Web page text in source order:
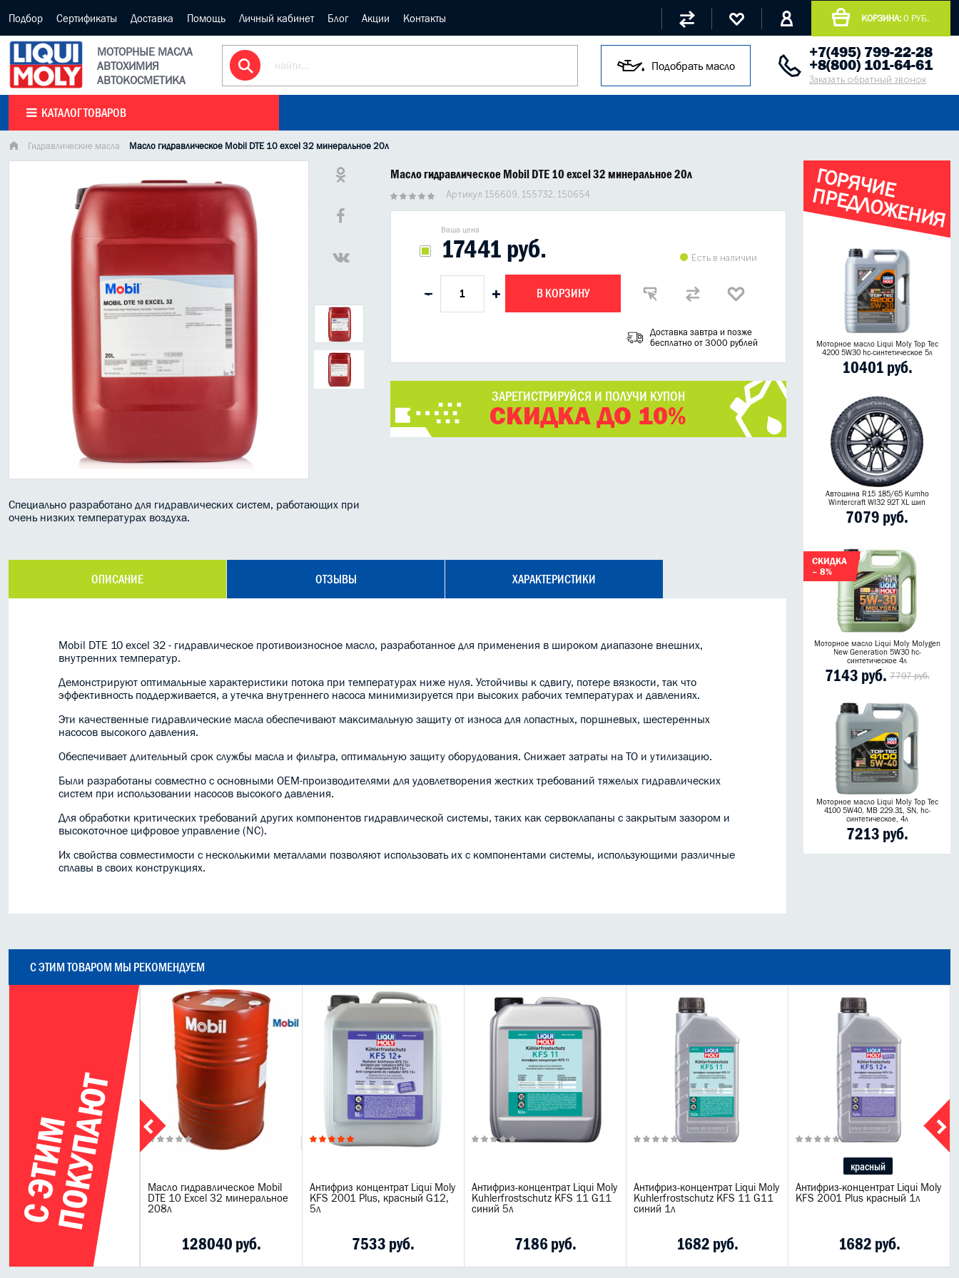
Подбор Сертификаты Доставка Помощь Личный кабинет Блог Акции Контакты КОРЗИНА: 0 РУБ.
МОТОРНЫЕ МАСЛА
АВТОХИМИЯ
АВТОКОСМЕТИКА
Подобрать масло
+7(495) 799-22-28
+8(800) 101-64-61
Заказать обратный звонок
КАТАЛОГ ТОВАРОВ
Гидравлические масла Масло гидравлическое Mobil DTE 10 excel 32 минеральное 20л
Специально разработано для гидравлических систем, работающих при
очень низких температурах воздуха.
Масло гидравлическое Mobil DTE 10 excel 32 минеральное 20л
Артикул 156609, 155732, 150654
Ваша цена
17441 руб. Есть в наличии
- + В КОРЗИНУ
Доставка завтра и позже
бесплатно от 3000 рублей
ЗАРЕГИСТРИРУЙСЯ И ПОЛУЧИ КУПОН
СКИДКА ДО 10%
ОПИСАНИЕ ОТЗЫВЫ ХАРАКТЕРИСТИКИ
Mobil DTE 10 excel 32 - гидравлическое противоизносное масло, разработанное для применения в широком диапазоне внешних,
внутренних температур.
Демонстрируют оптимальные характеристики потока при температурах ниже нуля. Устойчивы к сдвигу, потере вязкости, так что
эффективность поддерживается, а утечка внутреннего насоса минимизируется при высоких рабочих температурах и давлениях.
Эти качественные гидравлические масла обеспечивают максимальную защиту от износа для лопастных, поршневых, шестеренных
насосов высокого давления.
Обеспечивает длительный срок службы масла и фильтра, оптимальную защиту оборудования. Снижает затраты на ТО и утилизацию.
Были разработаны совместно с основными OEM-производителями для удовлетворения жестких требований тяжелых гидравлических
систем при использовании насосов высокого давления.
Для обработки критических требований других компонентов гидравлической системы, таких как сервоклапаны с закрытым зазором и
высокоточное цифровое управление (NC).
Их свойства совместимости с несколькими металлами позволяют использовать их с компонентами системы, использующими различные
сплавы в своих конструкциях.
Г
О
Р
Я
Ч
И
Е
П
Р
Е
Д
Л
О
Ж
Е
Н
И
Я
Моторное масло Liqui Moly Top Tec
4200 5W30 hc-синтетическое 5л
10401 руб.
Автошина R15 185/65 Kumho
Wintercraft WI32 92T XL шип
7079 руб.
СКИДКА
– 8%
Моторное масло Liqui Moly Molygen
New Generation 5W30 hc-
синтетическое 4л
7143 руб. 7797 руб.
Моторное масло Liqui Moly Top Tec
4100 5W40, MB 229.31, SN, hc-
синтетическое, 4л
7213 руб.
С ЭТИМ ТОВАРОМ МЫ РЕКОМЕНДУЕМ
С
Э
Т
И
М
П
О
К
У
П
А
ЮТ
синий
готовый Meguin
Kuhlerfrostschutz
11 синий 5л
Масло гидравлическое Mobil
DTE 10 Excel 32 минеральное
208л
128040 руб.
Антифриз концентрат Liqui Moly
KFS 2001 Plus, красный G12,
5л
7533 руб.
Антифриз-концентрат Liqui Moly
Kuhlerfrostschutz KFS 11 G11
синий 5л
7186 руб.
Антифриз-концентрат Liqui Moly
Kuhlerfrostschutz KFS 11 G11
синий 1л
1682 руб.
красный
Антифриз-концентрат Liqui Moly
KFS 2001 Plus красный 1л
1682 руб.